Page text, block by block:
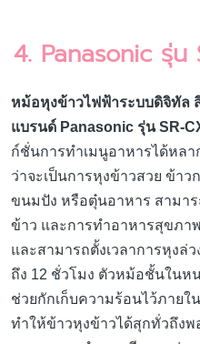
4. Panasonic รุ่น
หม้อหุงข้าวไฟฟ้าระบบดิจิทัล
แบรนด์ Panasonic รุ่น SR-
ก์ชั่นการทำเมนูอาหารได้หล
ว่าจะเป็นการหุงข้าวสวย ข้าว
ขนมปัง หรือตุ๋นอาหาร สามา
ข้าว และการทำอาหารสุขภ
และสามารถตั้งเวลาการหุง
ถึง 12 ชั่วโมง ตัวหม้อชั้นในห
ช่วยกักเก็บความร้อนไว้ภาย
ทำให้ข้าวหุงข้าวได้สุกทั่วถึงพ